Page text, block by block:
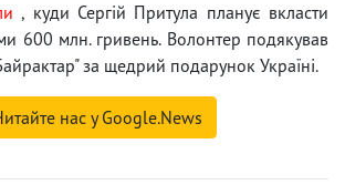
, куди Сергій Притула планує вкласти
600 млн. гривень. Волонтер подякував
за щедрий подарунок Україні.
нас у Google.News